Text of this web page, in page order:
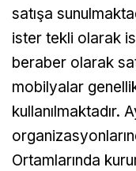
satışa
ister tekli olarak
beraber olarak
mobilyalar
kullanılmaktadır.
Ortamlarında